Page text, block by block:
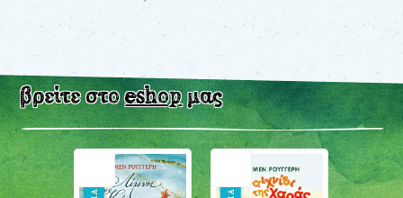
βρείτε στοeshopμας